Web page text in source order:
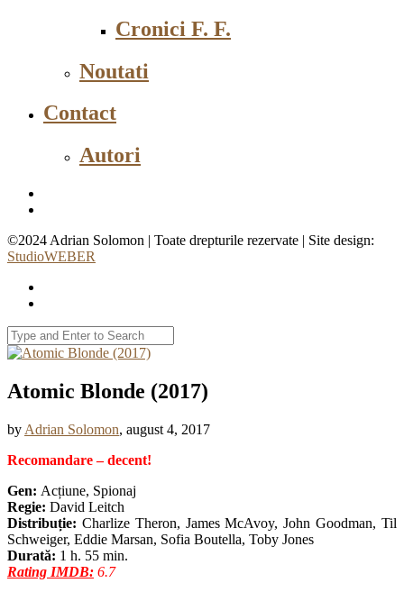
Cronici F. F.
Noutati
Contact
Autori
©2024 Adrian Solomon | Toate drepturile rezervate | Site design:
StudioWEBER
Atomic Blonde (2017)
by Adrian Solomon, august 4, 2017
Recomandare – decent!
Gen: Acțiune, Spionaj
Regie: David Leitch
Distribuție: Charlize Theron, James McAvoy, John Goodman, Til
Schweiger, Eddie Marsan, Sofia Boutella, Toby Jones
Durată: 1 h. 55 min.
Rating IMDB: 6.7